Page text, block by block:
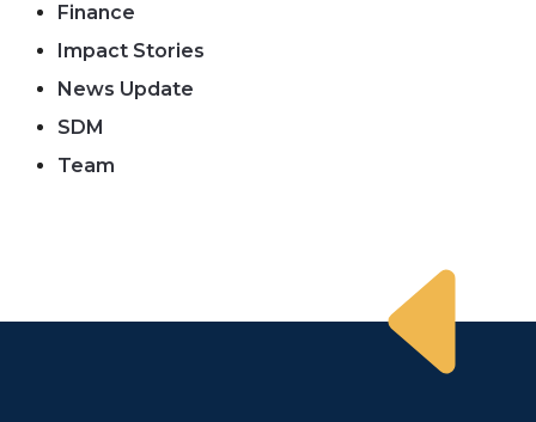
Finance
Impact Stories
News Update
SDM
Team